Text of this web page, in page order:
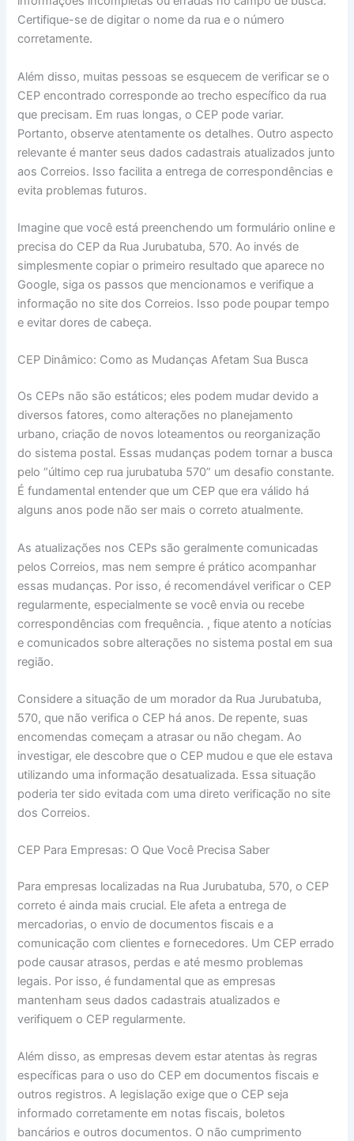
Certifique-se de digitar o nome da rua e o número
corretamente.
Além disso, muitas pessoas se esquecem de verificar se o
CEP encontrado corresponde ao trecho específico da rua
que precisam. Em ruas longas, o CEP pode variar.
Portanto, observe atentamente os detalhes. Outro aspecto
relevante é manter seus dados cadastrais atualizados junto
aos Correios. Isso facilita a entrega de correspondências e
evita problemas futuros.
Imagine que você está preenchendo um formulário online e
precisa do CEP da Rua Jurubatuba, 570. Ao invés de
simplesmente copiar o primeiro resultado que aparece no
Google, siga os passos que mencionamos e verifique a
informação no site dos Correios. Isso pode poupar tempo
e evitar dores de cabeça.
CEP Dinâmico: Como as Mudanças Afetam Sua Busca
Os CEPs não são estáticos; eles podem mudar devido a
diversos fatores, como alterações no planejamento
urbano, criação de novos loteamentos ou reorganização
do sistema postal. Essas mudanças podem tornar a busca
pelo “último cep rua jurubatuba 570” um desafio constante.
É fundamental entender que um CEP que era válido há
alguns anos pode não ser mais o correto atualmente.
As atualizações nos CEPs são geralmente comunicadas
pelos Correios, mas nem sempre é prático acompanhar
essas mudanças. Por isso, é recomendável verificar o CEP
regularmente, especialmente se você envia ou recebe
correspondências com frequência. , fique atento a notícias
e comunicados sobre alterações no sistema postal em sua
região.
Considere a situação de um morador da Rua Jurubatuba,
570, que não verifica o CEP há anos. De repente, suas
encomendas começam a atrasar ou não chegam. Ao
investigar, ele descobre que o CEP mudou e que ele estava
utilizando uma informação desatualizada. Essa situação
poderia ter sido evitada com uma direto verificação no site
dos Correios.
CEP Para Empresas: O Que Você Precisa Saber
Para empresas localizadas na Rua Jurubatuba, 570, o CEP
correto é ainda mais crucial. Ele afeta a entrega de
mercadorias, o envio de documentos fiscais e a
comunicação com clientes e fornecedores. Um CEP errado
pode causar atrasos, perdas e até mesmo problemas
legais. Por isso, é fundamental que as empresas
mantenham seus dados cadastrais atualizados e
verifiquem o CEP regularmente.
Além disso, as empresas devem estar atentas às regras
específicas para o uso do CEP em documentos fiscais e
outros registros. A legislação exige que o CEP seja
informado corretamente em notas fiscais, boletos
bancários e outros documentos. O não cumprimento